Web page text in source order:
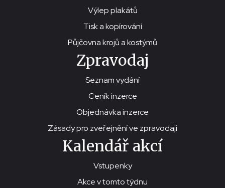
Výlep plakátů
Tisk a kopírování
Půjčovna krojů a kostýmů
Zpravodaj
Seznam vydání
Ceník inzerce
Objednávka inzerce
Zásady pro zveřejnění ve zpravodaji
Kalendář akcí
Vstupenky
Akce v tomto týdnu